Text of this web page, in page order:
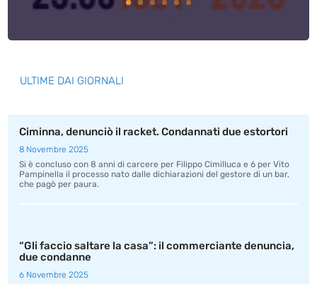
ULTIME DAI GIORNALI
Ciminna, denunciò il racket. Condannati due estortori
8 Novembre 2025
Si è concluso con 8 anni di carcere per Filippo Cimilluca e 6 per Vito
Pampinella il processo nato dalle dichiarazioni del gestore di un bar,
che pagò per paura.
“Gli faccio saltare la casa”: il commerciante denuncia,
due condanne
6 Novembre 2025